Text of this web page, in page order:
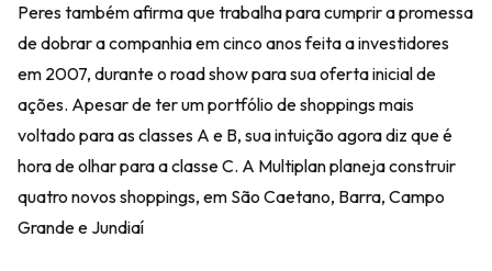
Peres também afirma que trabalha para cumprir a promessa
de dobrar a companhia em cinco anos feita a investidores
em 2007, durante o road show para sua oferta inicial de
ações. Apesar de ter um portfólio de shoppings mais
voltado para as classes A e B, sua intuição agora diz que é
hora de olhar para a classe C. A Multiplan planeja construir
quatro novos shoppings, em São Caetano, Barra, Campo
Grande e Jundiaí